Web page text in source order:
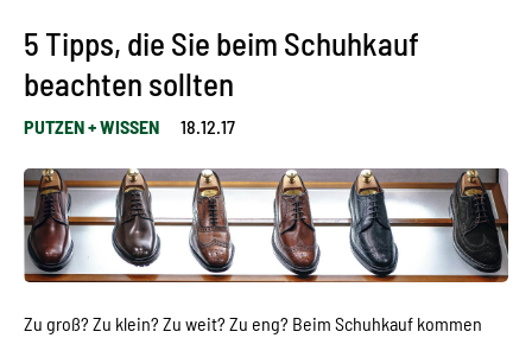
5 Tipps, die Sie beim Schuhkauf
beachten sollten
PUTZEN + WISSEN 18.12.17
Zu groß? Zu klein? Zu weit? Zu eng? Beim Schuhkauf kommen